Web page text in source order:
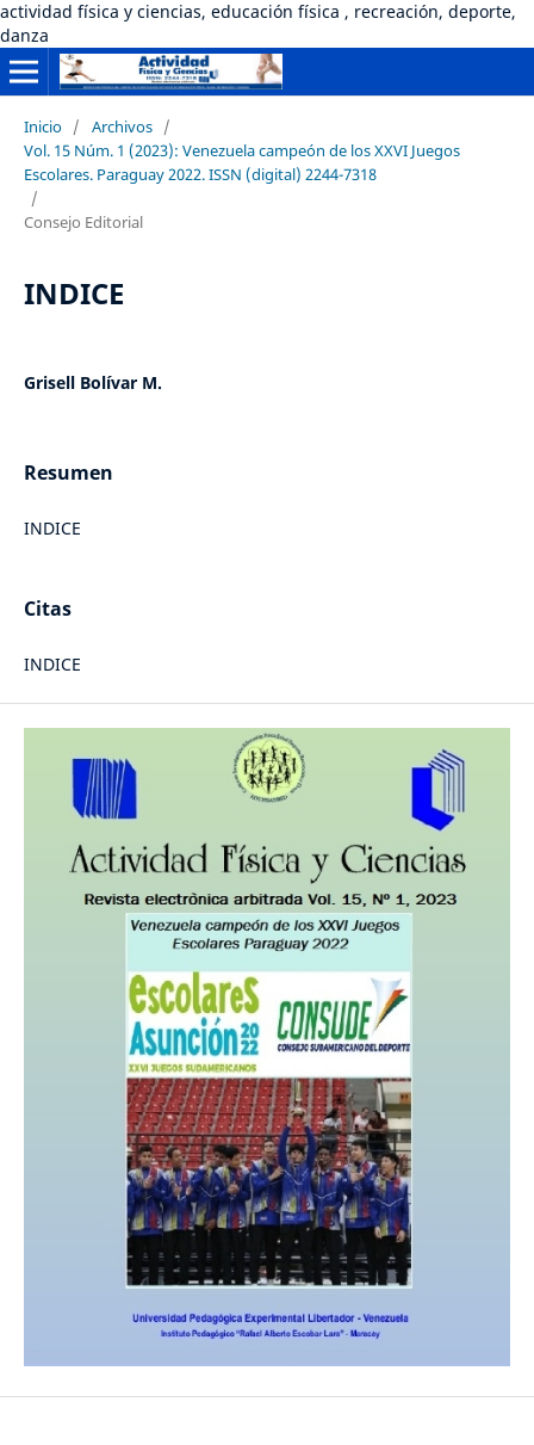
actividad física y ciencias, educación física , recreación, deporte,
danza
Inicio / Archivos /
Vol. 15 Núm. 1 (2023): Venezuela campeón de los XXVI Juegos
Escolares. Paraguay 2022. ISSN (digital) 2244-7318
/
Consejo Editorial
INDICE
Grisell Bolívar M.
Resumen
INDICE
Citas
INDICE